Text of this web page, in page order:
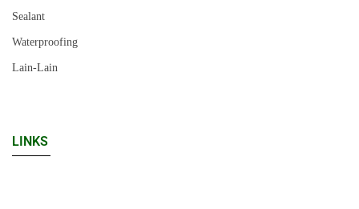
Sealant
Waterproofing
Lain-Lain
LINKS